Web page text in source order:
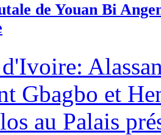
de Youan Bi